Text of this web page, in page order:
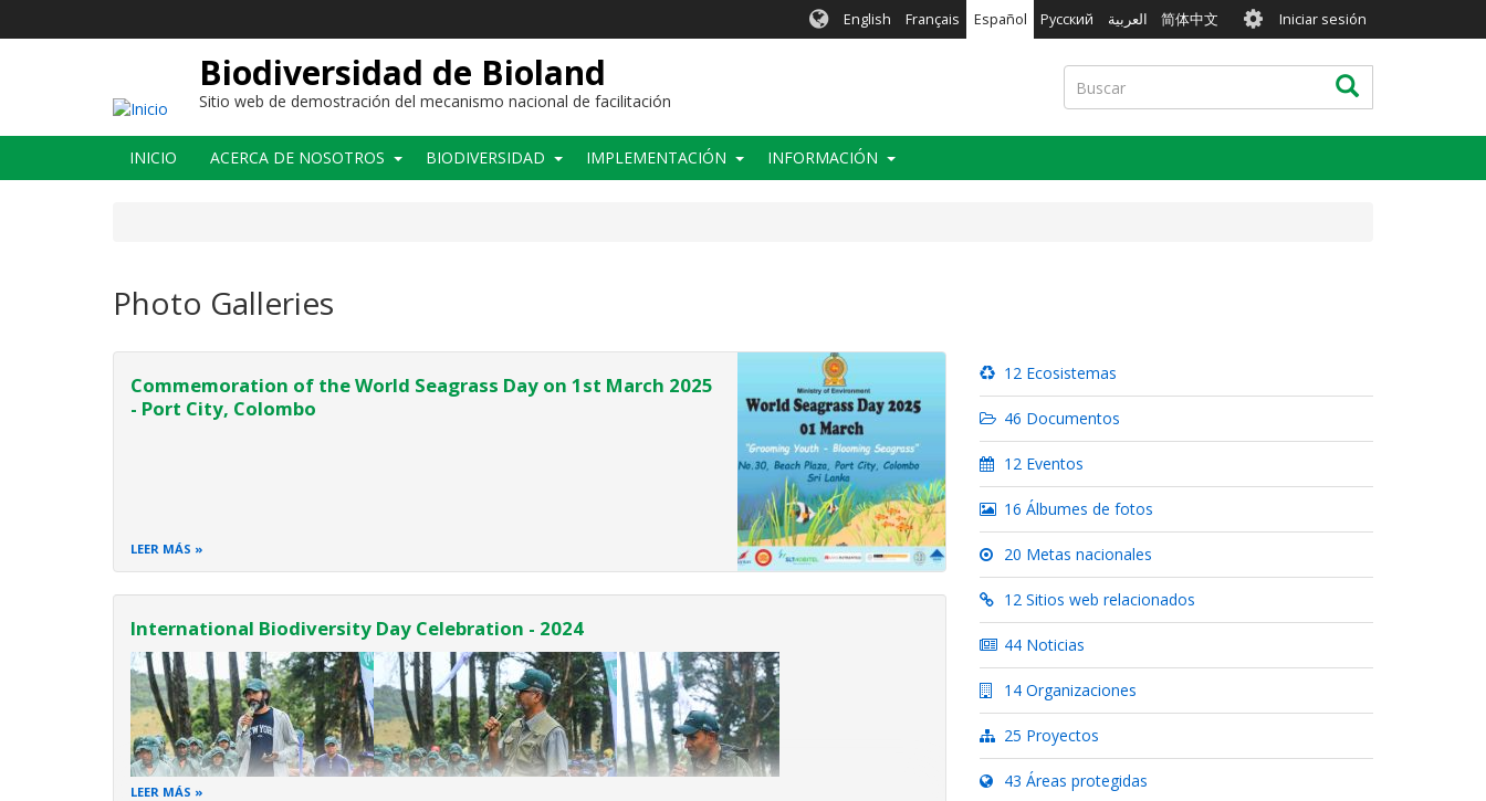
English Français Español Русский العربية 简体中文 User
account
menu
Iniciar sesión
Biodiversidad de Bioland
Sitio web de demostración del mecanismo nacional de facilitación
Buscar Buscar
Main
navigation
INICIO ACERCA DE NOSOTROS BIODIVERSIDAD IMPLEMENTACIÓN INFORMACIÓN
Photo Galleries
Commemoration of the World Seagrass Day on 1st March 2025
- Port City, Colombo
LEER MÁS
International Biodiversity Day Celebration - 2024
LEER MÁS
12 Ecosistemas
46 Documentos
12 Eventos
16 Álbumes de fotos
20 Metas nacionales
12 Sitios web relacionados
44 Noticias
14 Organizaciones
25 Proyectos
43 Áreas protegidas